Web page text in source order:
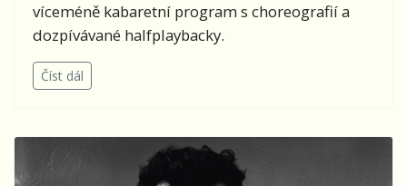
víceméně kabaretní program s choreografií a
dozpívávané halfplaybacky.
Číst dál